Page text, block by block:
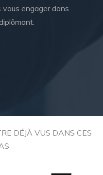
engager dans
DÉJÀ VUS DANS CES